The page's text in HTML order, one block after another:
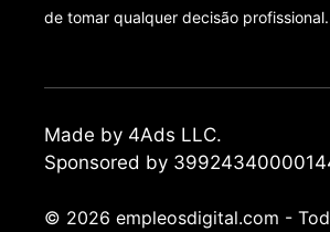
de tomar qualquer decisão profissional.
Made by 4Ads LLC.
Sponsored by
© 2026 empleosdigital.com -